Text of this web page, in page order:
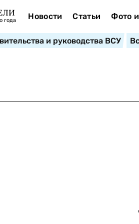
года Новости Статьи Фото
и руководства ВСУ